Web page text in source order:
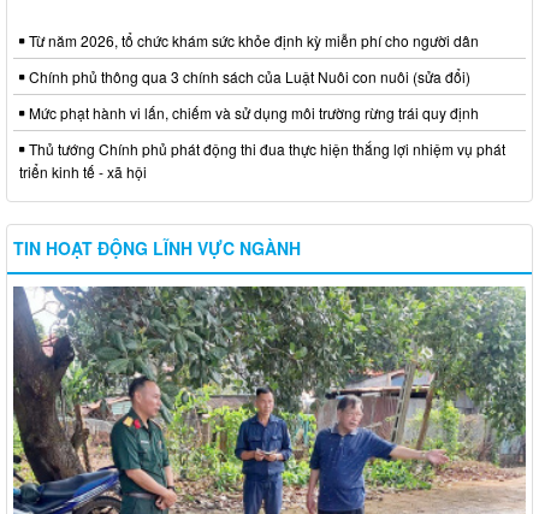
Từ năm 2026, tổ chức khám sức khỏe định kỳ miễn phí cho người dân
Chính phủ thông qua 3 chính sách của Luật Nuôi con nuôi (sửa đổi)
Mức phạt hành vi lấn, chiếm và sử dụng môi trường rừng trái quy định
Thủ tướng Chính phủ phát động thi đua thực hiện thắng lợi nhiệm vụ phát
triển kinh tế - xã hội
TIN HOẠT ĐỘNG LĨNH VỰC NGÀNH